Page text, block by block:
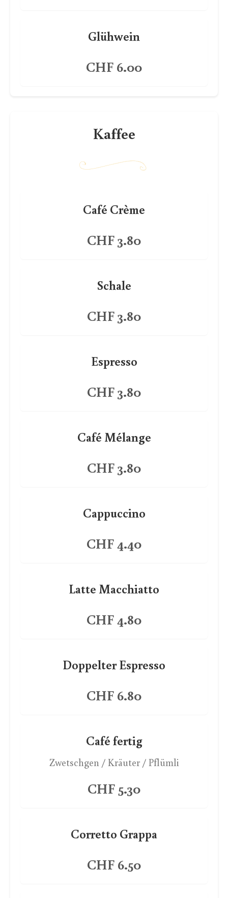
Glühwein
CHF 6.00
Kaffee
Café Crème
CHF 3.80
Schale
CHF 3.80
Espresso
CHF 3.80
Café Mélange
CHF 3.80
Cappuccino
CHF 4.40
Latte Macchiatto
CHF 4.80
Doppelter Espresso
CHF 6.80
Café fertig
Zwetschgen / Kräuter / Pflümli
CHF 5.30
Corretto Grappa
CHF 6.50